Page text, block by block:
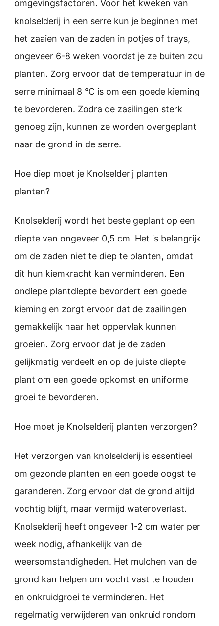
omgevingsfactoren. Voor het kweken van
knolselderij in een serre kun je beginnen met
het zaaien van de zaden in potjes of trays,
ongeveer 6-8 weken voordat je ze buiten zou
planten. Zorg ervoor dat de temperatuur in de
serre minimaal 8 °C is om een goede kieming
te bevorderen. Zodra de zaailingen sterk
genoeg zijn, kunnen ze worden overgeplant
naar de grond in de serre.
Hoe diep moet je Knolselderij planten
planten?
Knolselderij wordt het beste geplant op een
diepte van ongeveer 0,5 cm. Het is belangrijk
om de zaden niet te diep te planten, omdat
dit hun kiemkracht kan verminderen. Een
ondiepe plantdiepte bevordert een goede
kieming en zorgt ervoor dat de zaailingen
gemakkelijk naar het oppervlak kunnen
groeien. Zorg ervoor dat je de zaden
gelijkmatig verdeelt en op de juiste diepte
plant om een goede opkomst en uniforme
groei te bevorderen.
Hoe moet je Knolselderij planten verzorgen?
Het verzorgen van knolselderij is essentieel
om gezonde planten en een goede oogst te
garanderen. Zorg ervoor dat de grond altijd
vochtig blijft, maar vermijd wateroverlast.
Knolselderij heeft ongeveer 1-2 cm water per
week nodig, afhankelijk van de
weersomstandigheden. Het mulchen van de
grond kan helpen om vocht vast te houden
en onkruidgroei te verminderen. Het
regelmatig verwijderen van onkruid rondom